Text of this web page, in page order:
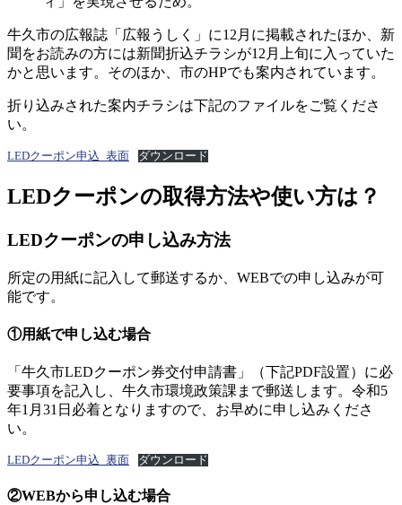
牛久市の広報誌「広報うしく」に12月に掲載されたほか、新
聞をお読みの方には新聞折込チラシが12月上旬に入っていた
かと思います。そのほか、市のHPでも案内されています。
折り込みされた案内チラシは下記のファイルをご覧くださ
い。
LEDクーポン申込_表面 ダウンロード
LEDクーポンの取得方法や使い方は？
LEDクーポンの申し込み方法
所定の用紙に記入して郵送するか、WEBでの申し込みが可
能です。
①用紙で申し込む場合
「牛久市LEDクーポン券交付申請書」（下記PDF設置）に必
要事項を記入し、牛久市環境政策課まで郵送します。令和5
年1月31日必着となりますので、お早めに申し込みくださ
い。
LEDクーポン申込_裏面 ダウンロード
②WEBから申し込む場合